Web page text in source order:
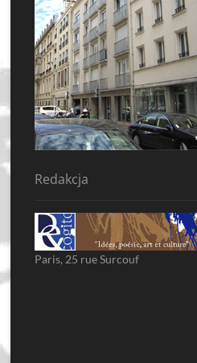
Redakcja
Paris, 25 rue Surcouf